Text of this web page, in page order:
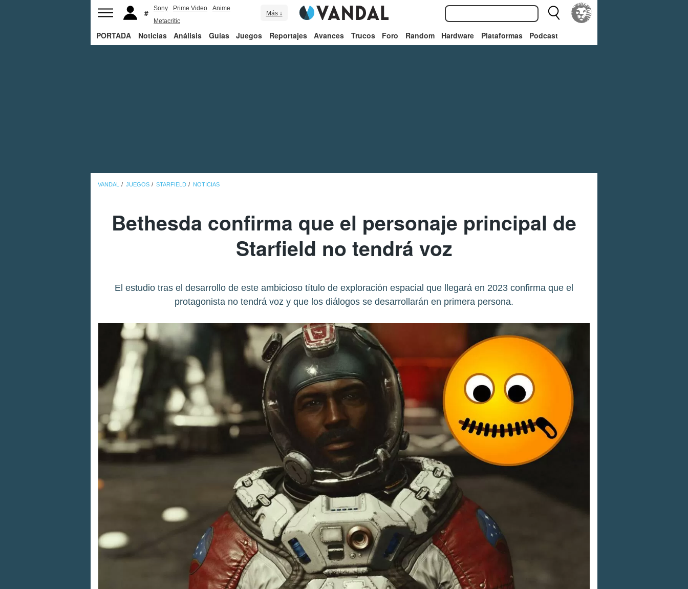
Sony Prime Video
Anime
Metacritic
Más ↓
PORTADA Noticias Análisis Guías Juegos Reportajes Avances Trucos Foro Random Hardware Plataformas Podcast
VANDAL JUEGOS STARFIELD NOTICIAS
Bethesda confirma que el personaje principal de
Starfield no tendrá voz
El estudio tras el desarrollo de este ambicioso título de exploración espacial que llegará en 2023 confirma que el
protagonista no tendrá voz y que los diálogos se desarrollarán en primera persona.